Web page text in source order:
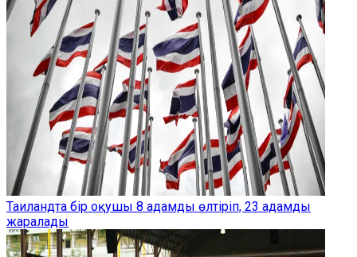
Таиландта бір оқушы 8 адамды өлтіріп, 23 адамды
жаралады